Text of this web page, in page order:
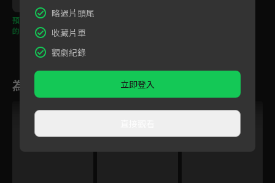
預告：罹患阿茲海默症
的長者們陸續遭到謀
殺，兇手究竟有何意
為您推薦
略過片頭尾
收藏片單
觀劇紀錄
立即登入